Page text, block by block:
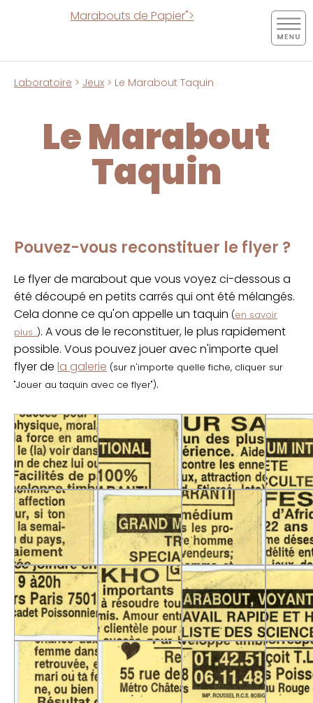
Marabouts de Papier">
Laboratoire > Jeux > Le Marabout Taquin
Le Marabout
Taquin
Pouvez-vous reconstituer le flyer ?
Le flyer de marabout que vous voyez ci-dessous a
été découpé en petits carrés qui ont été mélangés.
Cela donne ce qu'on appelle un taquin (en savoir
plus...). A vous de le reconstituer, le plus rapidement
possible. Vous pouvez jouer avec n'importe quel
flyer de la galerie (sur n'importe quelle fiche, cliquer sur
"Jouer au taquin avec ce flyer").